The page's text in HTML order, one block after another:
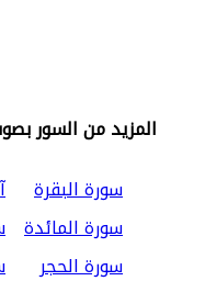
المزيد من السور
سورة البقرة
سورة المائدة
سورة الحجر